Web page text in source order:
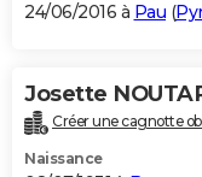
24/06/2016 à Pau (
Josette
Créer une cagnotte
Naissance